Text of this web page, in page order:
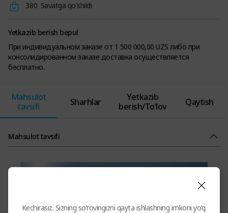
380 Savatga qo'shildi
Yetkazib berish bepul
При индивидуальном заказе от 1 500 000,00 UZS либо при
консолидированном заказе доставка осуществляется
бесплатно.
Mahsulot
tavsifi
Sharhlar
Yetkazib
berish/To’lov
Qaytish
Mahsulot tavsifi
Kechirasiz. Sizning so‘rovingizni qayta ishlashning imkoni yo‘q.